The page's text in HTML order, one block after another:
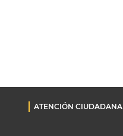
ATENCIÓN CIUDADANA